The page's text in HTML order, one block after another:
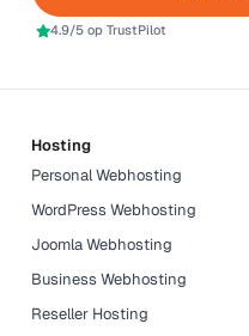
4.9/5 op TrustPilot
Hosting
Personal Webhosting
WordPress Webhosting
Joomla Webhosting
Business Webhosting
Reseller Hosting